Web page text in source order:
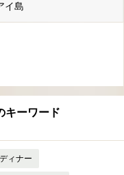
イ島
キーワード
ディナー